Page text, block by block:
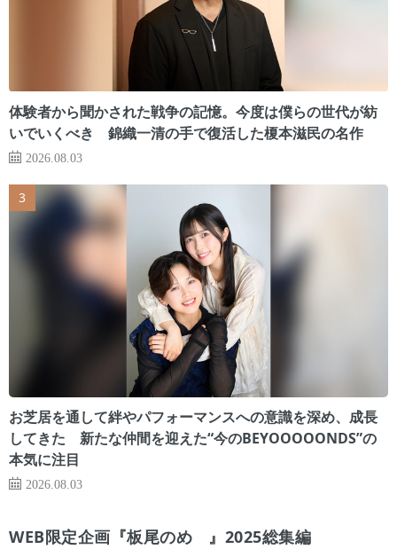
体験者から聞かされた戦争の記憶。今度は僕らの世代が紡
いでいくべき 錦織一清の手で復活した榎本滋民の名作
2026.08.03
お芝居を通して絆やパフォーマンスへの意識を深め、成長
してきた 新たな仲間を迎えた“今のBEYOOOOONDS”の
本気に注目
2026.08.03
WEB限定企画『板尾のめ゙』2025総集編